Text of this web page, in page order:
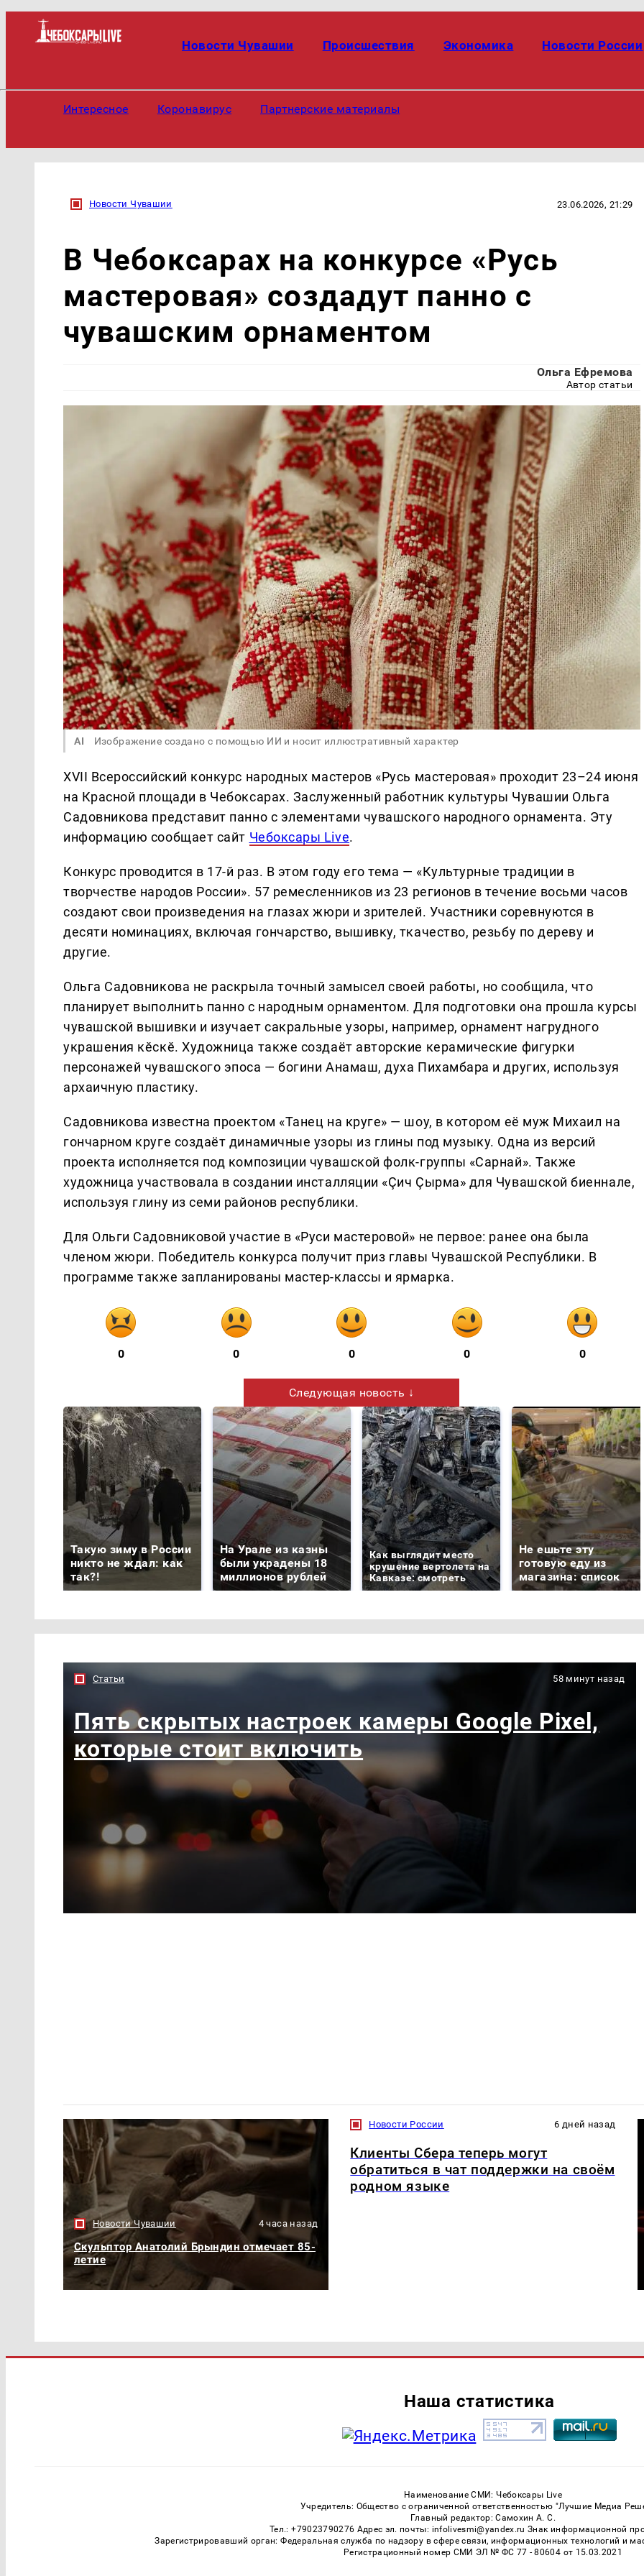
Новости Чувашии Происшествия Экономика Новости России
Интересное Коронавирус Партнерские материалы
Новости Чувашии 23.06.2026, 21:29
В Чебоксарах на конкурсе «Русь
мастеровая» создадут панно с
чувашским орнаментом
Ольга Ефремова
Автор статьи
AI Изображение создано с помощью ИИ и носит иллюстративный характер
XVII Всероссийский конкурс народных мастеров «Русь мастеровая» проходит 23–24 июня
на Красной площади в Чебоксарах. Заслуженный работник культуры Чувашии Ольга
Садовникова представит панно с элементами чувашского народного орнамента. Эту
информацию сообщает сайт Чебоксары Live.
Конкурс проводится в 17-й раз. В этом году его тема — «Культурные традиции в
творчестве народов России». 57 ремесленников из 23 регионов в течение восьми часов
создают свои произведения на глазах жюри и зрителей. Участники соревнуются в
десяти номинациях, включая гончарство, вышивку, ткачество, резьбу по дереву и
другие.
Ольга Садовникова не раскрыла точный замысел своей работы, но сообщила, что
планирует выполнить панно с народным орнаментом. Для подготовки она прошла курсы
чувашской вышивки и изучает сакральные узоры, например, орнамент нагрудного
украшения кĕскĕ. Художница также создаёт авторские керамические фигурки
персонажей чувашского эпоса — богини Анамаш, духа Пихамбара и других, используя
архаичную пластику.
Садовникова известна проектом «Танец на круге» — шоу, в котором её муж Михаил на
гончарном круге создаёт динамичные узоры из глины под музыку. Одна из версий
проекта исполняется под композиции чувашской фолк-группы «Сарнай». Также
художница участвовала в создании инсталляции «Çич Çырма» для Чувашской биеннале,
используя глину из семи районов республики.
Для Ольги Садовниковой участие в «Руси мастеровой» не первое: ранее она была
членом жюри. Победитель конкурса получит приз главы Чувашской Республики. В
программе также запланированы мастер-классы и ярмарка.
0 0 0 0 0
Следующая новость ↓
Такую зиму в России
никто не ждал: как
так?!
На Урале из казны
были украдены 18
миллионов рублей
Как выглядит место
крушение вертолета на
Кавказе: смотреть
Не ешьте эту
готовую еду из
магазина: список
Статьи 58 минут назад
Пять скрытых настроек камеры Google Pixel,
которые стоит включить
Новости Чувашии 4 часа назад
Скульптор Анатолий Брындин отмечает 85-
летие
Новости России 6 дней назад
Клиенты Сбера теперь могут
обратиться в чат поддержки на своём
родном языке
Наша статистика
Наименование СМИ: Чебоксары Live
Учредитель: Общество с ограниченной ответственностью "Лучшие Медиа
Главный редактор: Самохин А. С.
Тел.: +79023790276 Адрес эл. почты: infolivesmi@yandex.ru Знак информационной
Зарегистрировавший орган: Федеральная служба по надзору в сфере связи, информационных технологий и
Регистрационный номер СМИ ЭЛ № ФС 77 - 80604 от 15.03.2021